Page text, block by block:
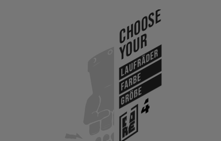
Choose
Your
Laufräder
Farbe
Größe